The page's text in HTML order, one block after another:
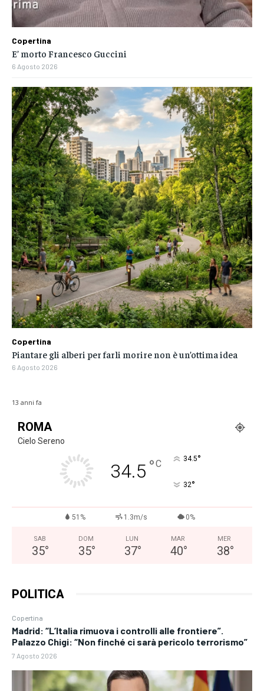
ROMA
Cielo Sereno
34.5 °C 34.5°
32°
51% 1.3m/s 0%
SAB
35°
DOM
35°
LUN
37°
MAR
40°
MER
38°
POLITICA
Copertina
Madrid: “L’Italia rimuova i controlli alle frontiere”.
Palazzo Chigi: “Non finché ci sarà pericolo terrorismo”
7 Agosto 2026
13 anni fa
Copertina
E’ morto Francesco Guccini
6 Agosto 2026
Copertina
Piantare gli alberi per farli morire non è un’ottima idea
6 Agosto 2026